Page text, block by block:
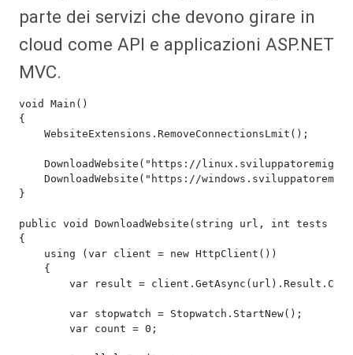
parte dei servizi che devono girare in
cloud come API e applicazioni ASP.NET
MVC.
void Main()
{
    WebsiteExtensions.RemoveConnectionsLmit();
DownloadWebsite("https://
DownloadWebsite("https://
}
public void DownloadWebsite(string url, int tests =
{
    using (var client = new HttpClient())
    {
var result =
        var stopwatch = Stopwatch.StartNew();
        var count = 0;